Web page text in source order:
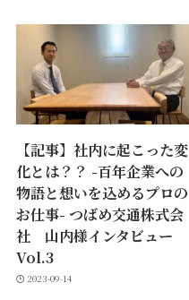
【記事】社内に起こった変
化とは？？ -百年企業への
物語と想いを込めるプロの
お仕事- つばめ交通株式会
社 山内様インタビュー
Vol.3
2023-09-14